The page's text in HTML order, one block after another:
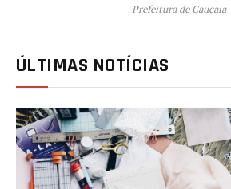
Prefeitura de Caucaia
ÚLTIMAS NOTÍCIAS